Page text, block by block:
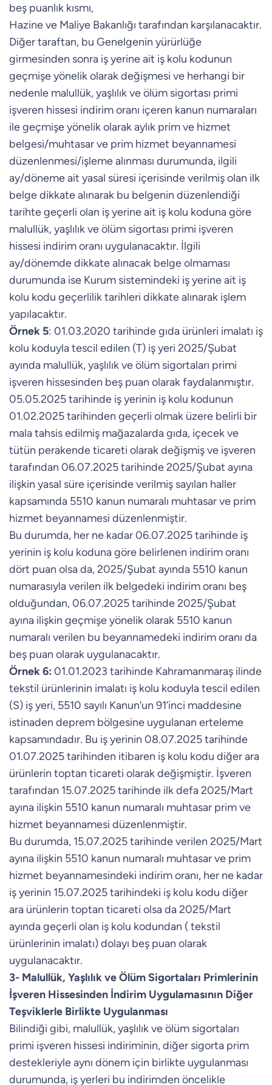
beş puanlık kısmı,
Hazine ve Maliye Bakanlığı tarafından karşılanacaktır.
Diğer taraftan, bu Genelgenin yürürlüğe
girmesinden sonra iş yerine ait iş kolu kodunun
geçmişe yönelik olarak değişmesi ve herhangi bir
nedenle malullük, yaşlılık ve ölüm sigortası primi
işveren hissesi indirim oranı içeren kanun numaraları
ile geçmişe yönelik olarak aylık prim ve hizmet
belgesi/muhtasar ve prim hizmet beyannamesi
düzenlenmesi/işleme alınması durumunda, ilgili
ay/döneme ait yasal süresi içerisinde verilmiş olan ilk
belge dikkate alınarak bu belgenin düzenlendiği
tarihte geçerli olan iş yerine ait iş kolu koduna göre
malullük, yaşlılık ve ölüm sigortası primi işveren
hissesi indirim oranı uygulanacaktır. İlgili
ay/dönemde dikkate alınacak belge olmaması
durumunda ise Kurum sistemindeki iş yerine ait iş
kolu kodu geçerlilik tarihleri dikkate alınarak işlem
yapılacaktır.
Örnek 5: 01.03.2020 tarihinde gıda ürünleri imalatı iş
kolu koduyla tescil edilen (T) iş yeri 2025/Şubat
ayında malullük, yaşlılık ve ölüm sigortaları primi
işveren hissesinden beş puan olarak faydalanmıştır.
05.05.2025 tarihinde iş yerinin iş kolu kodunun
01.02.2025 tarihinden geçerli olmak üzere belirli bir
mala tahsis edilmiş mağazalarda gıda, içecek ve
tütün perakende ticareti olarak değişmiş ve işveren
tarafından 06.07.2025 tarihinde 2025/Şubat ayına
ilişkin yasal süre içerisinde verilmiş sayılan haller
kapsamında 5510 kanun numaralı muhtasar ve prim
hizmet beyannamesi düzenlenmiştir.
Bu durumda, her ne kadar 06.07.2025 tarihinde iş
yerinin iş kolu koduna göre belirlenen indirim oranı
dört puan olsa da, 2025/Şubat ayında 5510 kanun
numarasıyla verilen ilk belgedeki indirim oranı beş
olduğundan, 06.07.2025 tarihinde 2025/Şubat
ayına ilişkin geçmişe yönelik olarak 5510 kanun
numaralı verilen bu beyannamedeki indirim oranı da
beş puan olarak uygulanacaktır.
Örnek 6: 01.01.2023 tarihinde Kahramanmaraş ilinde
tekstil ürünlerinin imalatı iş kolu koduyla tescil edilen
(S) iş yeri, 5510 sayılı Kanun’un 91’inci maddesine
istinaden deprem bölgesine uygulanan erteleme
kapsamındadır. Bu iş yerinin 08.07.2025 tarihinde
01.07.2025 tarihinden itibaren iş kolu kodu diğer ara
ürünlerin toptan ticareti olarak değişmiştir. İşveren
tarafından 15.07.2025 tarihinde ilk defa 2025/Mart
ayına ilişkin 5510 kanun numaralı muhtasar prim ve
hizmet beyannamesi düzenlenmiştir.
Bu durumda, 15.07.2025 tarihinde verilen 2025/Mart
ayına ilişkin 5510 kanun numaralı muhtasar ve prim
hizmet beyannamesindeki indirim oranı, her ne kadar
iş yerinin 15.07.2025 tarihindeki iş kolu kodu diğer
ara ürünlerin toptan ticareti olsa da 2025/Mart
ayında geçerli olan iş kolu kodundan ( tekstil
ürünlerinin imalatı) dolayı beş puan olarak
uygulanacaktır.
3- Malullük, Yaşlılık ve Ölüm Sigortaları Primlerinin
İşveren Hissesinden İndirim Uygulamasının Diğer
Teşviklerle Birlikte Uygulanması
Bilindiği gibi, malullük, yaşlılık ve ölüm sigortaları
primi işveren hissesi indiriminin, diğer sigorta prim
destekleriyle aynı dönem için birlikte uygulanması
durumunda, iş yerleri bu indirimden öncelikle